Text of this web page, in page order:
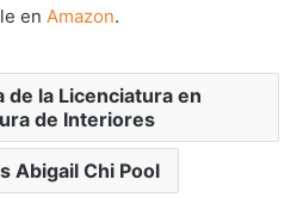
en Amazon.
de la Licenciatura en
de Interiores
Abigail Chi Pool